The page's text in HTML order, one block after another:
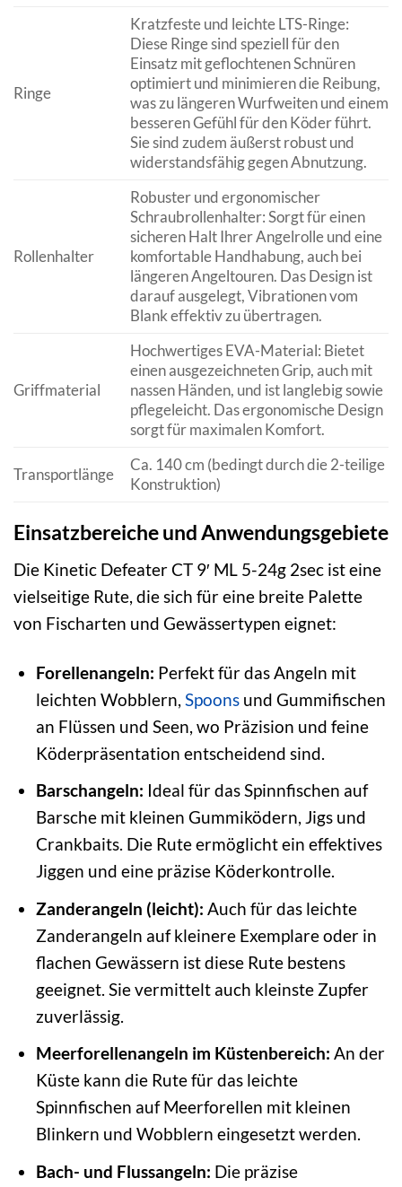
Ringe
Kratzfeste und leichte LTS-Ringe:
Diese Ringe sind speziell für den
Einsatz mit geflochtenen Schnüren
optimiert und minimieren die Reibung,
was zu längeren Wurfweiten und einem
besseren Gefühl für den Köder führt.
Sie sind zudem äußerst robust und
widerstandsfähig gegen Abnutzung.
Rollenhalter
Robuster und ergonomischer
Schraubrollenhalter: Sorgt für einen
sicheren Halt Ihrer Angelrolle und eine
komfortable Handhabung, auch bei
längeren Angeltouren. Das Design ist
darauf ausgelegt, Vibrationen vom
Blank effektiv zu übertragen.
Griffmaterial
Hochwertiges EVA-Material: Bietet
einen ausgezeichneten Grip, auch mit
nassen Händen, und ist langlebig sowie
pflegeleicht. Das ergonomische Design
sorgt für maximalen Komfort.
Transportlänge
Ca. 140 cm (bedingt durch die 2-teilige
Konstruktion)
Einsatzbereiche und Anwendungsgebiete
Die Kinetic Defeater CT 9′ ML 5-24g 2sec ist eine
vielseitige Rute, die sich für eine breite Palette
von Fischarten und Gewässertypen eignet:
Forellenangeln: Perfekt für das Angeln mit
leichten Wobblern, Spoonsund Gummifischen
an Flüssen und Seen, wo Präzision und feine
Köderpräsentation entscheidend sind.
Barschangeln: Ideal für das Spinnfischen auf
Barsche mit kleinen Gummiködern, Jigs und
Crankbaits. Die Rute ermöglicht ein effektives
Jiggen und eine präzise Köderkontrolle.
Zanderangeln (leicht): Auch für das leichte
Zanderangeln auf kleinere Exemplare oder in
flachen Gewässern ist diese Rute bestens
geeignet. Sie vermittelt auch kleinste Zupfer
zuverlässig.
Meerforellenangeln im Küstenbereich: An der
Küste kann die Rute für das leichte
Spinnfischen auf Meerforellen mit kleinen
Blinkern und Wobblern eingesetzt werden.
Bach- und Flussangeln: Die präzise